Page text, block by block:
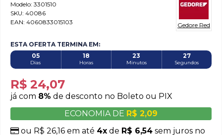
Modelo: 3301510
SKU: 40086
EAN: 4060833015103 Gedore Red
ESTA OFERTA TERMINA EM:
05
Dias
18
Horas
23
Minutos
26
Segundos
R$ 24,07
já com 8% de desconto no Boleto ou PIX
ECONOMIA DE R$ 2,09
ou R$ 26,16 em até 4x de R$ 6,54 sem juros no